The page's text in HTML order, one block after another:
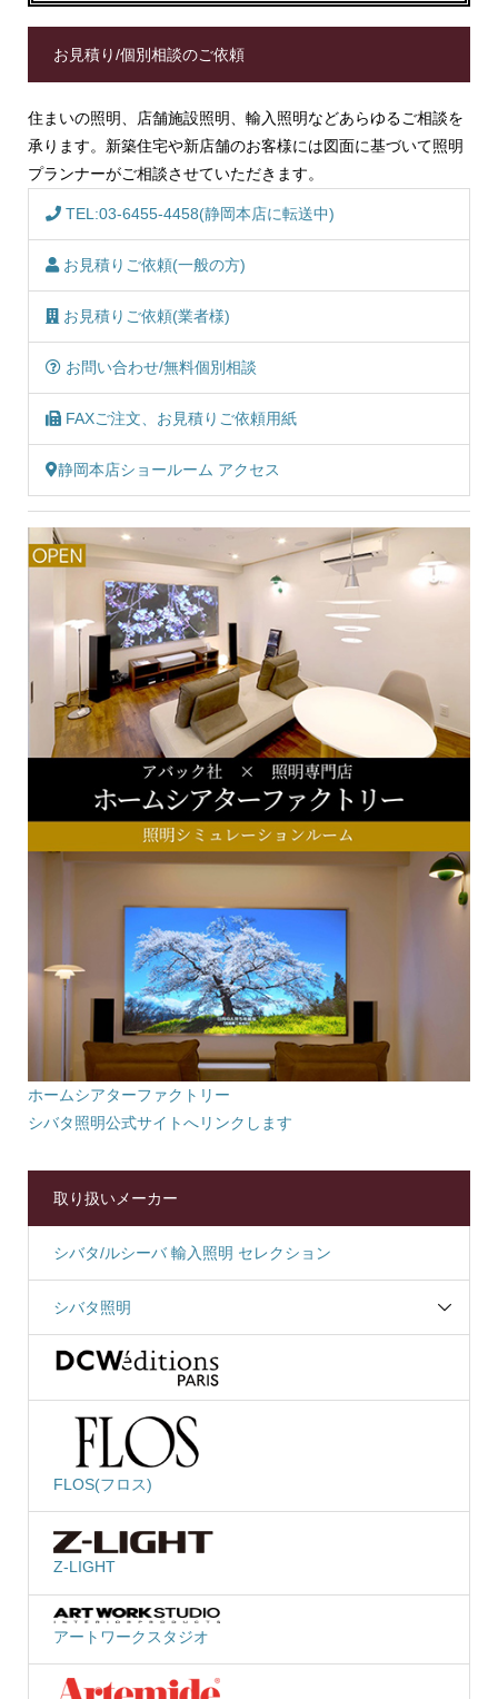
お見積り/個別相談のご依頼
住まいの照明、店舗施設照明、輸入照明などあらゆるご相談を
承ります。新築住宅や新店舗のお客様には図面に基づいて照明
プランナーがご相談させていただきます。
TEL:03-6455-4458(静岡本店に転送中)
お見積りご依頼(一般の方)
お見積りご依頼(業者様)
お問い合わせ/無料個別相談
FAXご注文、お見積りご依頼用紙
静岡本店ショールーム アクセス
ホームシアターファクトリー
シバタ照明公式サイトへリンクします
取り扱いメーカー
シバタ/ルシーバ 輸入照明 セレクション
シバタ照明
FLOS(フロス)
Z-LIGHT
アートワークスタジオ